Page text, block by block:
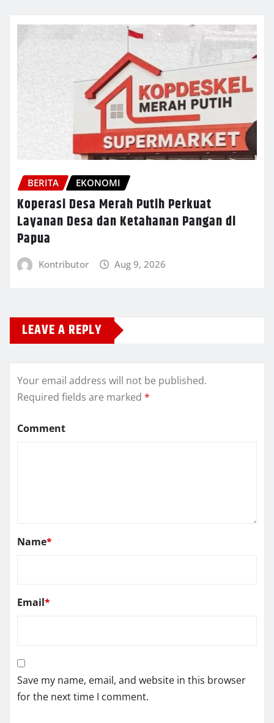
BERITA EKONOMI
Koperasi Desa Merah Putih Perkuat
Layanan Desa dan Ketahanan Pangan di
Papua
Kontributor Aug 9, 2026
LEAVE A REPLY
Your email address will not be published.
Required fields are marked *
Comment
Name*
Email*
Save my name, email, and website in this browser
for the next time I comment.